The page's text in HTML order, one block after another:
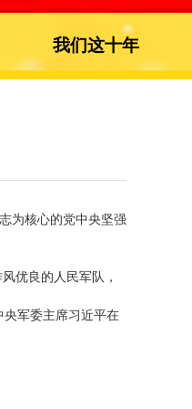
我们这十年
为核心的党中央坚强
优良的人民军队，
军委主席习近平在